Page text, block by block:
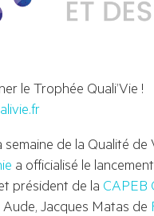
le Trophée Quali’Vie !
semaine de la Qualité
a officialisé le
président de la CAPEB
Jacques Matas de